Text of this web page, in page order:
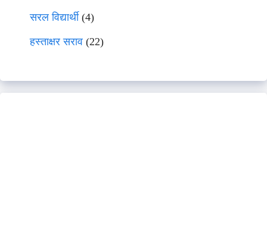
सरल विद्यार्थी(4)
हस्ताक्षर सराव (22)